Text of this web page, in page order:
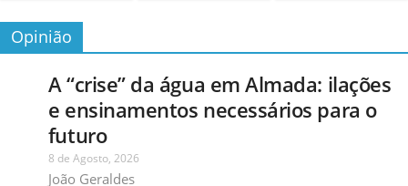
Opinião
A “crise” da água em Almada: ilações
e ensinamentos necessários para o
futuro
8 de Agosto, 2026
João Geraldes